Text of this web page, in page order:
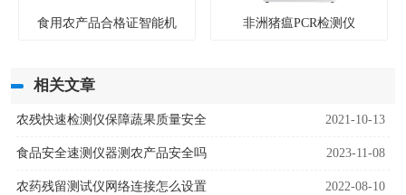
食用农产品合格证智能机 非洲猪瘟PCR检测仪
相关文章
农残快速检测仪保障蔬果质量安全 2021-10-13
食品安全速测仪器测农产品安全吗 2023-11-08
农药残留测试仪网络连接怎么设置 2022-08-10